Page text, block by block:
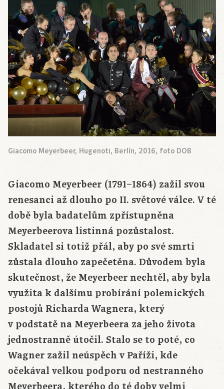
Giacomo Meyerbeer, Hugenoti, Berlín, 2016, foto DOB
Giacomo Meyerbeer (1791–1864) zažil svou
renesanci až dlouho po II. světové válce. V té
době byla badatelům zpřístupněna
Meyerbeerova listinná pozůstalost.
Skladatel si totiž přál, aby po své smrti
zůstala dlouho zapečetěna. Důvodem byla
skutečnost, že Meyerbeer nechtěl, aby byla
využita k dalšímu probírání polemických
postojů Richarda Wagnera, který
v podstatě na Meyerbeera za jeho života
jednostranně útočil. Stalo se to poté, co
Wagner zažil neúspěch v Paříži, kde
očekával velkou podporu od nestranného